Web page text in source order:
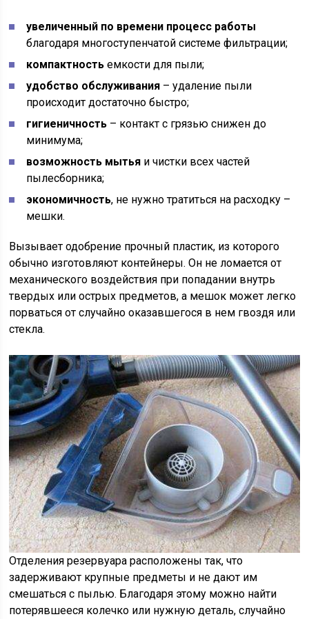
увеличенный по времени процесс работы
благодаря многоступенчатой системе фильтрации;
компактность емкости для пыли;
удобство обслуживания – удаление пыли
происходит достаточно быстро;
гигиеничность – контакт с грязью снижен до
минимума;
возможность мытья и чистки всех частей
пылесборника;
экономичность, не нужно тратиться на расходку –
мешки.
Вызывает одобрение прочный пластик, из которого
обычно изготовляют контейнеры. Он не ломается от
механического воздействия при попадании внутрь
твердых или острых предметов, а мешок может легко
порваться от случайно оказавшегося в нем гвоздя или
стекла.
Отделения резервуара расположены так, что
задерживают крупные предметы и не дают им
смешаться с пылью. Благодаря этому можно найти
потерявшееся колечко или нужную деталь, случайно